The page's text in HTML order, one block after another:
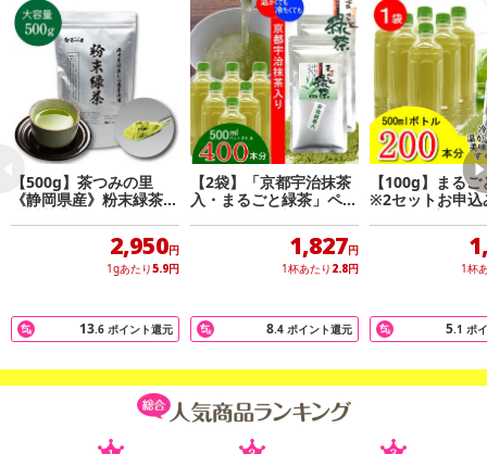
注意事項
【賞味・消費期限のある商品について】
商品到着時点でのお日持ち期間は、配送日数などにより異なります
のでご了承ください。
【キャンセルについて】
※お申込み後のキャンセルはお受けできません。
記載されている内容を必ずご確認いただき、お届けする商品セット
にご納得いただきましたうえでお申し込みください。
※パッケージ変更や商品リニューアル（成分など含む）等により、
また、[新たな加工食品の原料原産地表示制度]の経過措置期間の終
合がございます。
あらかじめご了承いただいた上でお申込みください。なお、本理由
によるお申込み後のキャンセル・返品交換は対応いたしかねます。
【500g】茶つみの里
《静岡県産》粉末緑茶
掛川茶葉使用 業務用
2,950円
1gあたり5.9円
13.6 ポイント還元
【2袋】「京都宇治抹茶
入・まるごと緑茶」ペッ
トボトル400本分※2セ
ット申込で1袋プレゼン
1,827円
1杯あたり 2.8円
8.4 ポイント還元
【100g】まる
※2セットお申込
ラス1袋プレゼ
1杯
5.1 ポ